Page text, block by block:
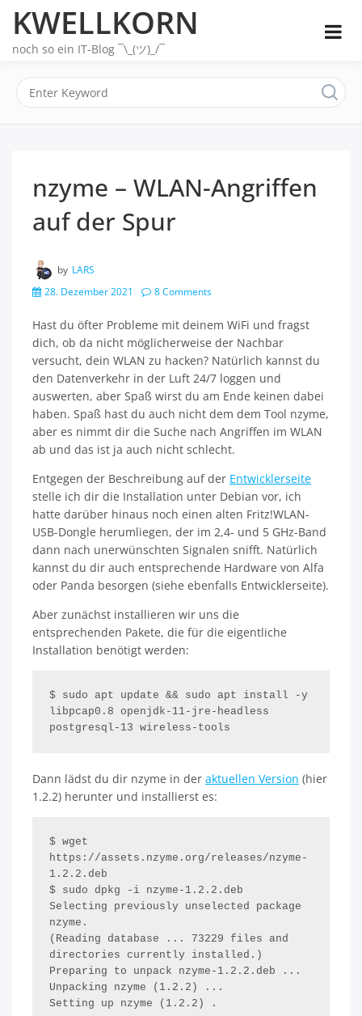
content
KWELLKORN
noch so ein IT-Blog ¯\_(ツ)_/¯
nzyme – WLAN-Angriffen
auf der Spur
by LARS
28. Dezember 2021
8 Comments
Hast du öfter Probleme mit deinem WiFi und fragst
dich, ob da nicht möglicherweise der Nachbar
versucht, dein WLAN zu hacken? Natürlich kannst du
den Datenverkehr in der Luft 24/7 loggen und
auswerten, aber Spaß wirst du am Ende keinen dabei
haben. Spaß hast du auch nicht dem dem Tool nzyme,
aber es nimmt dir die Suche nach Angriffen im WLAN
ab und das ist ja auch nicht schlecht.
Entgegen der Beschreibung auf der Entwicklerseite
stelle ich dir die Installation unter Debian vor, ich
hatte darüber hinaus noch einen alten Fritz!WLAN-
USB-Dongle herumliegen, der im 2,4- und 5 GHz-Band
dann nach unerwünschten Signalen snifft. Natürlich
kannst du dir auch entsprechende Hardware von Alfa
oder Panda besorgen (siehe ebenfalls Entwicklerseite).
Aber zunächst installieren wir uns die
entsprechenden Pakete, die für die eigentliche
Installation benötigt werden:
$ sudo apt update && sudo apt install -y
libpcap0.8 openjdk-11-jre-headless
postgresql-13 wireless-tools
Dann lädst du dir nzyme in der aktuellen Version (hier
1.2.2) herunter und installierst es:
$ wget
https://assets.nzyme.org/releases/nzyme-
1.2.2.deb
$ sudo dpkg -i nzyme-1.2.2.deb
Selecting previously unselected package
nzyme.
(Reading database ... 73229 files and
directories currently installed.)
Preparing to unpack nzyme-1.2.2.deb ...
Unpacking nzyme (1.2.2) ...
Setting up nzyme (1.2.2) .